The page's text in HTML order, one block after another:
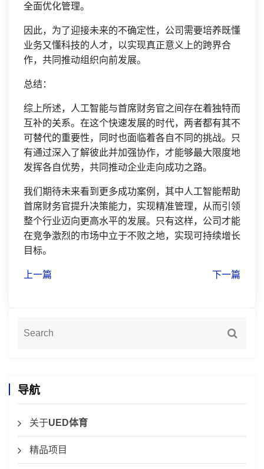
全面优化管理。
因此，为了迎接未来的不确定性，公司需要培养既懂
业务又懂科技的人才，以实现真正意义上的跨界合
作，共同推动组织向前发展。
总结：
综上所述，人工智能与首席财务官之间存在着独特而
互补的关系。在这个快速发展的时代，两者都有其不
可替代的重要性，同时也面临着各自不同的挑战。只
有通过深入了解彼此并加强协作，才能够最大限度地
发挥各自优势，共同推动企业走向成功之路。
我们期待未来看到更多成功案例，其中人工智能帮助
首席财务官提升决策能力，实现精准管理，从而引领
整个行业迈向更高水平的发展。只有这样，公司才能
在竞争激烈的市场中立于不败之地，实现可持续增长
目标。
上一篇 下一篇
导航
关于UED体育
精品项目